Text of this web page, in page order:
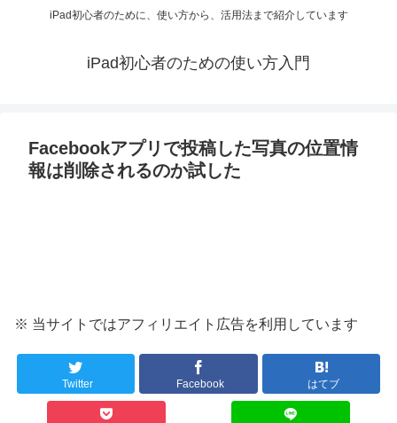
iPad初心者のために、使い方から、活用法まで紹介しています
iPad初心者のための使い方入門
Facebookアプリで投稿した写真の位置情
報は削除されるのか試した
※ 当サイトではアフィリエイト広告を利用しています
Twitter Facebook はてブ